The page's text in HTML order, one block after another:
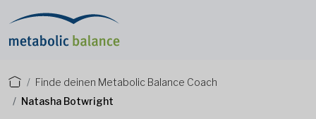
Finde deinen Metabolic Balance Coach
Natasha Botwright